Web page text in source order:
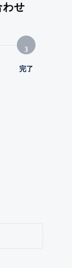
部分
/ 57戸
ジ 月額賃料
％）
わせ
3
完了